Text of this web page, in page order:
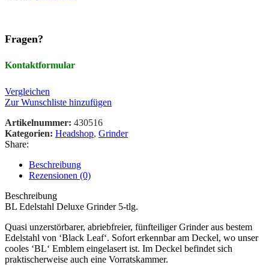
Fragen?
Kontaktformular
Vergleichen
Zur Wunschliste hinzufügen
Artikelnummer: 430516
Kategorien: Headshop, Grinder
Share:
Beschreibung
Rezensionen (0)
Beschreibung
BL Edelstahl Deluxe Grinder 5-tlg.
Quasi unzerstörbarer, abriebfreier, fünfteiliger Grinder aus bestem
Edelstahl von ‘Black Leaf‘. Sofort erkennbar am Deckel, wo unser
cooles ‘BL‘ Emblem eingelasert ist. Im Deckel befindet sich
praktischerweise auch eine Vorratskammer.